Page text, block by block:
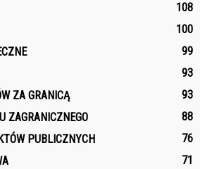
108
100
99
93
ZA GRANICĄ
93
ZAGRANICZNEGO
88
PUBLICZNYCH
76
71